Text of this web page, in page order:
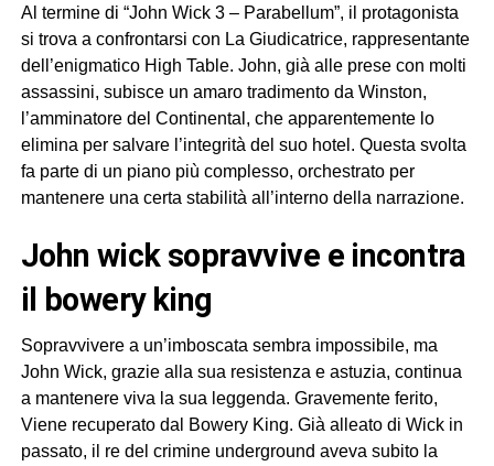
Al termine di “John Wick 3 – Parabellum”, il protagonista
si trova a confrontarsi con La Giudicatrice, rappresentante
dell’enigmatico High Table. John, già alle prese con molti
assassini, subisce un amaro tradimento da Winston,
l’amminatore del Continental, che apparentemente lo
elimina per salvare l’integrità del suo hotel. Questa svolta
fa parte di un piano più complesso, orchestrato per
mantenere una certa stabilità all’interno della narrazione.
john wick sopravvive e incontra
il bowery king
Sopravvivere a un’imboscata sembra impossibile, ma
John Wick, grazie alla sua resistenza e astuzia, continua
a mantenere viva la sua leggenda. Gravemente ferito,
Viene recuperato dal Bowery King. Già alleato di Wick in
passato, il re del crimine underground aveva subito la